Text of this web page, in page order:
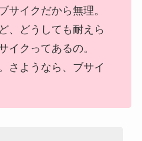
サイクだから無理。
、どうしても耐えら
イクってあるの。
さようなら、ブサイ